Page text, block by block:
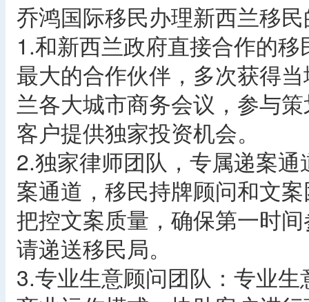
乔鸿国际移民办理新西兰移
1.和新西兰政府直接合作的
最大的合作伙伴，多次获得
兰各大城市商务会议，参与
客户提供独家投资机会。
2.独家律师团队，专属递案
案通道，移民持牌顾问和文
把控文案质量，确保第一时
请递送移民局。
3.专业生意顾问团队：专业